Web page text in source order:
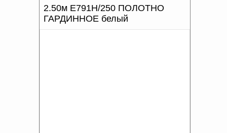
2.50м Е791Н/250 ПОЛОТНО
ГАРДИННОЕ белый